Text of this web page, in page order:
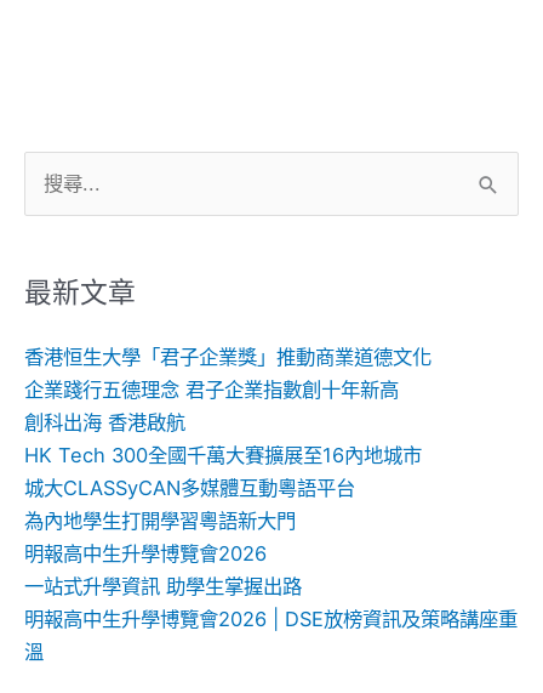
尋
鍵
最新文章
香港恒生大學「君子企業獎」推動商業道德文化
企業踐行五德理念 君子企業指數創十年新高
創科出海 香港啟航
HK Tech 300全國千萬大賽擴展至16內地城市
城大CLASSyCAN多媒體互動粵語平台
為內地學生打開學習粵語新大門
明報高中生升學博覽會2026
一站式升學資訊 助學生掌握出路
明報高中生升學博覽會2026 | DSE放榜資訊及策略講座重
溫